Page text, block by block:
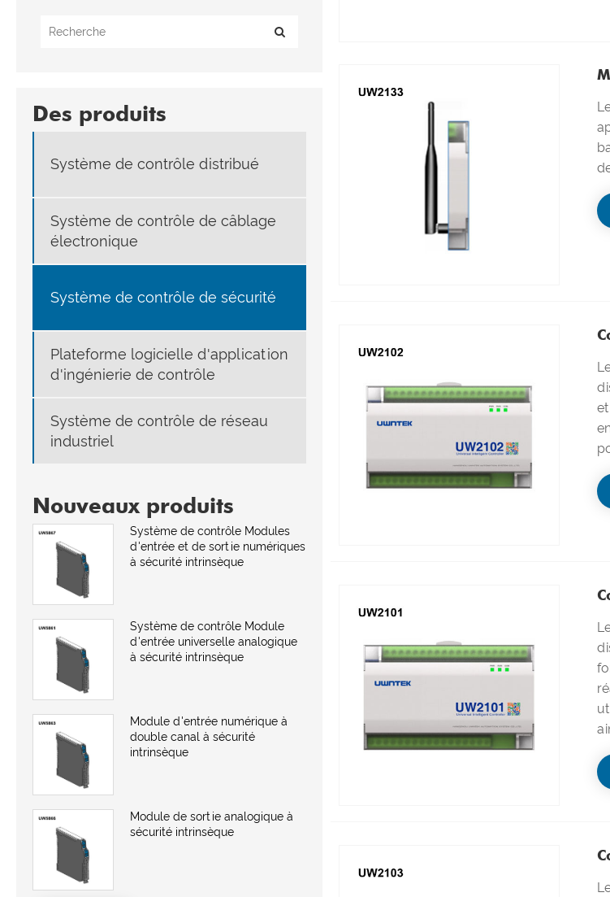
Des produits
Système de contrôle distribué
Système de contrôle de câblage
électronique
Système de contrôle de sécurité
Plateforme logicielle d'application
d'ingénierie de contrôle
Système de contrôle de réseau
industriel
Nouveaux produits
Système de contrôle Modules
d'entrée et de sortie numériques
à sécurité intrinsèque
Système de contrôle Module
d'entrée universelle analogique
à sécurité intrinsèque
Module d'entrée numérique à
double canal à sécurité
intrinsèque
Module de sortie analogique à
sécurité intrinsèque